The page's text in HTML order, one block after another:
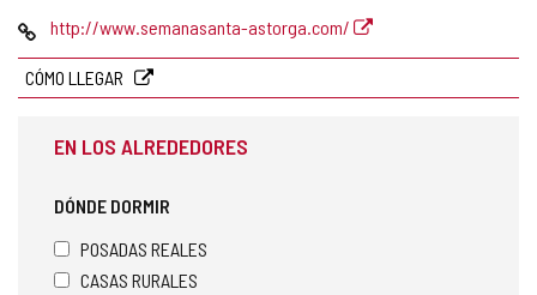
Páginahttp://www.semanasanta-astorga.com/
CÓMO LLEGAR
EN LOS ALREDEDORES
DÓNDE DORMIR
POSADAS REALES
CASAS RURALES